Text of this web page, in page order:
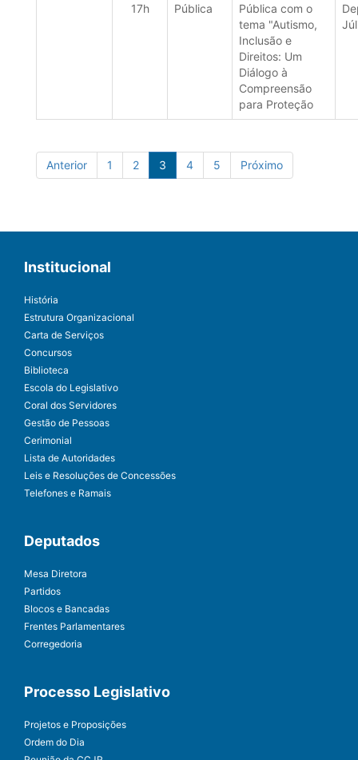
17h
Pública
Pública com o
tema "Autismo,
Inclusão e
Direitos: Um
Diálogo à
Compreensão
para Proteção
Anterior 1 2 3 4 5 Próximo
Institucional
História
Estrutura Organizacional
Carta de Serviços
Concursos
Biblioteca
Escola do Legislativo
Coral dos Servidores
Gestão de Pessoas
Cerimonial
Lista de Autoridades
Leis e Resoluções de Concessões
Telefones e Ramais
Deputados
Mesa Diretora
Partidos
Blocos e Bancadas
Frentes Parlamentares
Corregedoria
Processo Legislativo
Projetos e Proposições
Ordem do Dia